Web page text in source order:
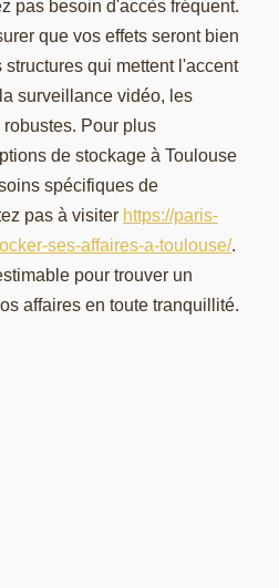
pas besoin d'accès fréquent.
que vos effets seront bien
qui mettent l'accent
surveillance vidéo, les
Pour plus
de stockage à Toulouse
spécifiques de
pas à visiter https://paris-
ses-affaires-a-toulouse/.
pour trouver un
affaires en toute tranquillité.